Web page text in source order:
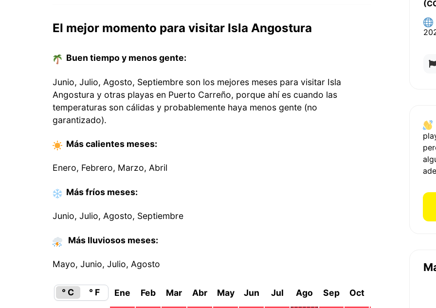
El mejor momento para visitar Isla Angostura
Buen tiempo y menos gente:
Junio, Julio, Agosto, Septiembre son los mejores meses para visitar Isla
Angostura y otras playas en Puerto Carreño, porque ahí es cuando las
temperaturas son cálidas y probablemente haya menos gente (no
garantizado).
Más calientes meses:
Enero, Febrero, Marzo, Abril
Más fríos meses:
Junio, Julio, Agosto, Septiembre
Más lluviosos meses:
Mayo, Junio, Julio, Agosto
° C ° F Ene Feb Mar Abr May Jun Jul Ago Sep Oct